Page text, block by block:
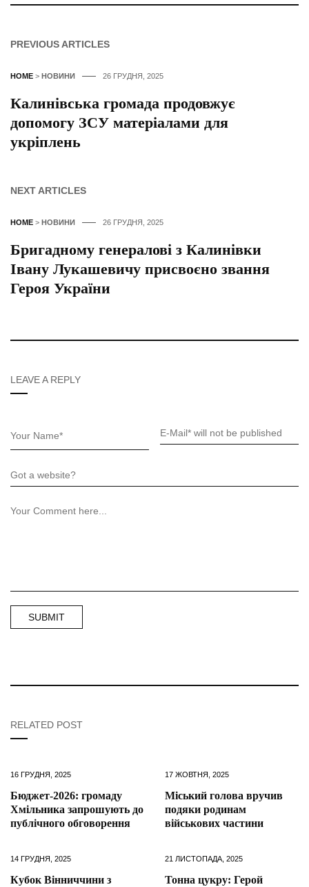
PREVIOUS ARTICLES
HOME > НОВИНИ 26 ГРУДНЯ, 2025
Калинівська громада продовжує
допомогу ЗСУ матеріалами для
укріплень
NEXT ARTICLES
HOME > НОВИНИ 26 ГРУДНЯ, 2025
Бригадному генералові з Калинівки
Івану Лукашевичу присвоєно звання
Героя України
LEAVE A REPLY
RELATED POST
16 ГРУДНЯ, 2025
Бюджет-2026: громаду
Хмільника запрошують до
публічного обговорення
17 ЖОВТНЯ, 2025
Міський голова вручив
подяки родинам
військових частини
14 ГРУДНЯ, 2025
Кубок Вінниччини з
21 ЛИСТОПАДА, 2025
Тонна цукру: Герой